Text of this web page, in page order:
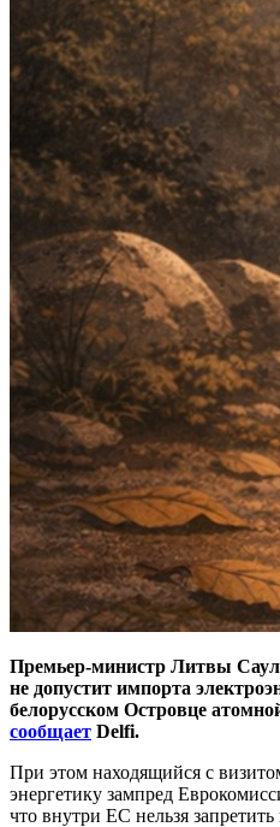
Премьер-министр Литвы
не допустит импорта
белорусском Островце
сообщает Delfi.
При этом находящийся с
энергетику зампред
что внутри ЕС нельзя